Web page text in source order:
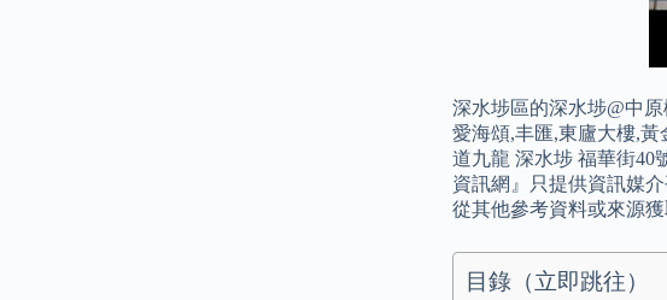
深水埗區的深水埗@中
愛海頌,丰匯,東廬大樓,黃
道九龍 深水埗 福華街40
資訊網』只提供資訊媒
從其他參考資料或來源獲
目錄（立即跳往）